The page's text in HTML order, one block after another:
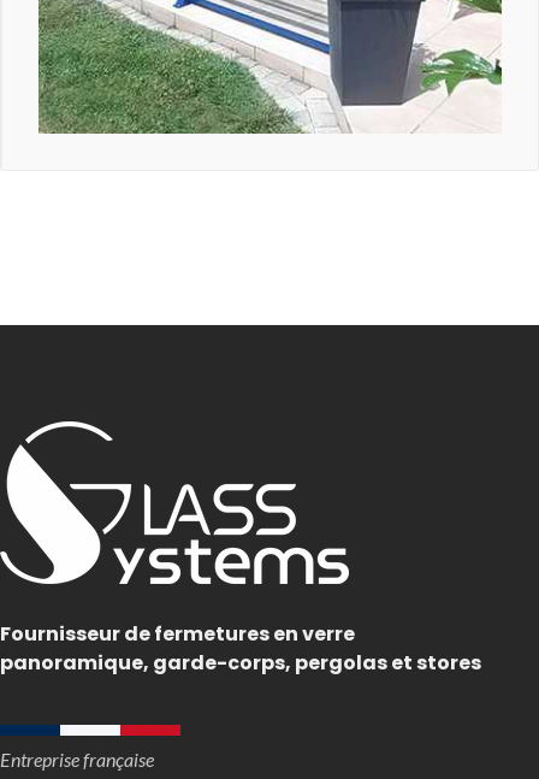
Fournisseur de fermetures en verre
panoramique, garde-corps, pergolas et stores
Entreprise française